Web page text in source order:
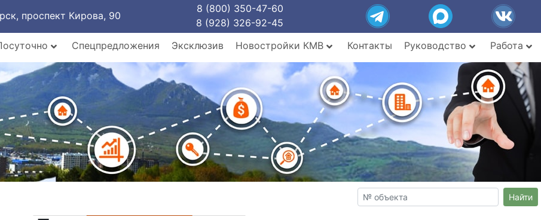
проспект Кирова, 90
8 (800) 350-47-60
8 (928) 326-92-45
Спецпредложения Эксклюзив Новостройки КМВ Контакты Руководство Работа
Найти